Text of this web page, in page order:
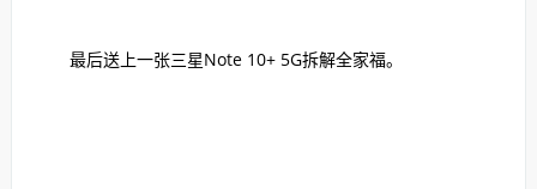
最后送上一张三星Note 10+ 5G拆解全家福。